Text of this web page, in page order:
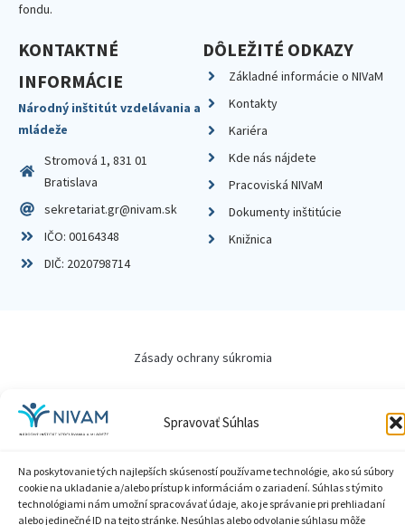
Spravovať Súhlas
Na poskytovanie tých najlepších skúseností používame technológie, ako sú súbory
cookie na ukladanie a/alebo prístup k informáciám o zariadení. Súhlas s týmito
technológiami nám umožní spracovávať údaje, ako je správanie pri prehliadaní
alebo jedinečné ID na tejto stránke. Nesúhlas alebo odvolanie súhlasu môže
fondu.
KONTAKTNÉ
INFORMÁCIE
Národný inštitút vzdelávania a
mládeže
Stromová 1, 831 01
Bratislava
sekretariat.gr@nivam.sk
IČO: 00164348
DIČ: 2020798714
DÔLEŽITÉ ODKAZY
Základné informácie o NIVaM
Kontakty
Kariéra
Kde nás nájdete
Pracoviská NIVaM
Dokumenty inštitúcie
Knižnica
Zásady ochrany súkromia
Nastavenia cookies
GDPR